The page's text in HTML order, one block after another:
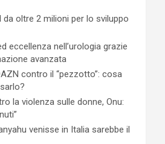
da oltre 2 milioni per lo sviluppo
eccellenza nell’urologia grazie
avanzata
contro il “pezzotto”: cosa
la violenza sulle donne, Onu:
venisse in Italia sarebbe il